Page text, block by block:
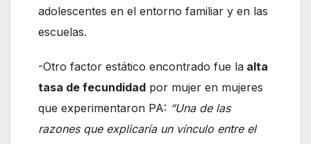
adolescentes en el entorno familiar y en las
escuelas.
-Otro factor estático encontrado fue la alta
tasa de fecundidad por mujer en mujeres
que experimentaron PA: “Una de las
razones que explicaría un vínculo entre el